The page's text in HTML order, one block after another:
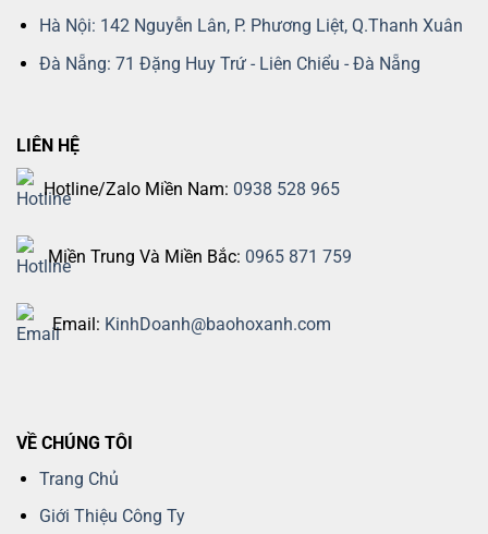
Hà Nội: 142 Nguyễn Lân, P. Phương Liệt, Q.Thanh Xuân
Đà Nẵng: 71 Đặng Huy Trứ - Liên Chiểu - Đà Nẵng
LIÊN HỆ
Hotline/Zalo Miền Nam: 0938 528 965
Miền Trung Và Miền Bắc: 0965 871 759
Email: KinhDoanh@baohoxanh.com
VỀ CHÚNG TÔI
Trang Chủ
Giới Thiệu Công Ty